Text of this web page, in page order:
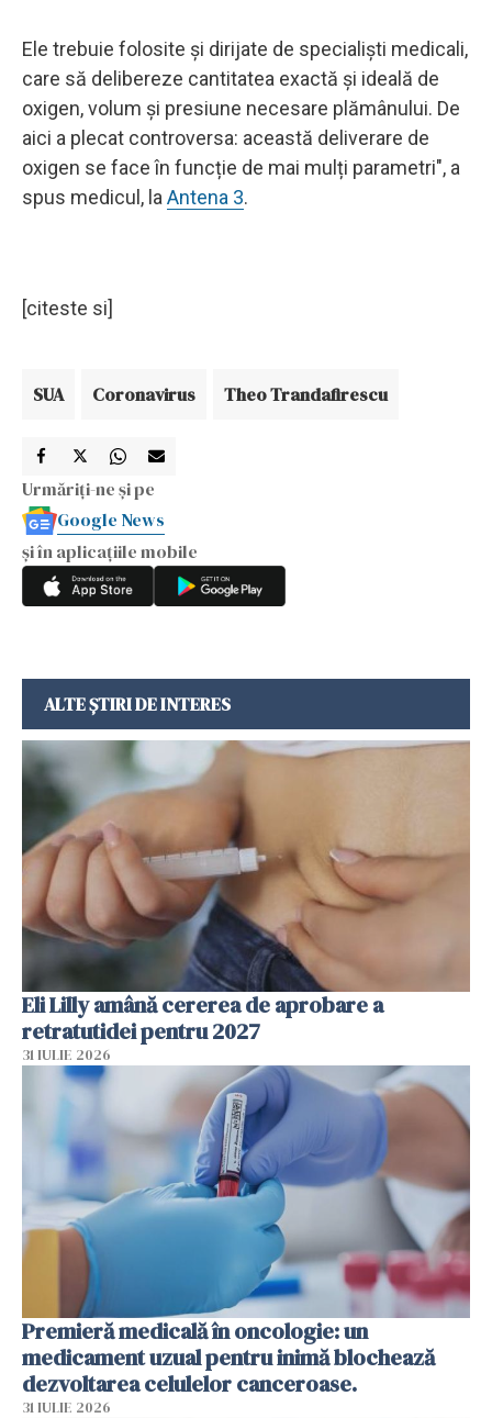
Ele trebuie folosite și dirijate de specialiști medicali,
care să delibereze cantitatea exactă și ideală de
oxigen, volum și presiune necesare plămânului. De
aici a plecat controversa: această deliverare de
oxigen se face în funcție de mai mulți parametri", a
spus medicul, la Antena 3.
[citeste si]
SUA Coronavirus Theo Trandafirescu
Urmăriți-ne și pe
Google News
și în aplicațiile mobile
ALTE ȘTIRI DE INTERES
Eli Lilly amână cererea de aprobare a
retratutidei pentru 2027
31 IULIE 2026
Premieră medicală în oncologie: un
medicament uzual pentru inimă blochează
dezvoltarea celulelor canceroase.
31 IULIE 2026